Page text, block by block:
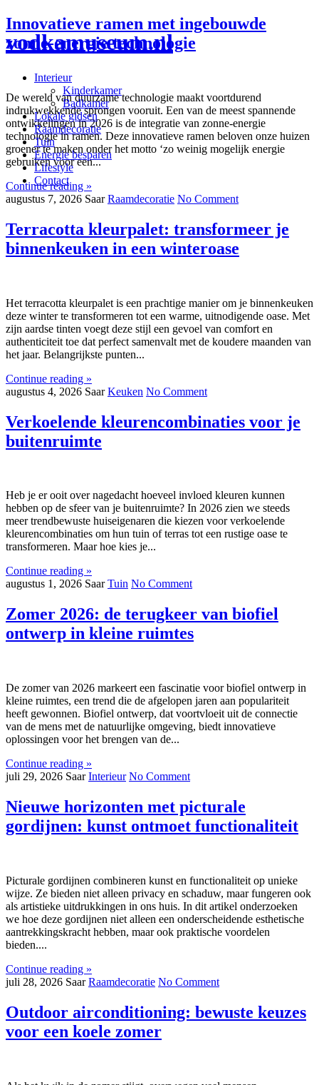
vodkamuseum.nl
Interieur
Kinderkamer
Badkamer
Lokale gidsen
Raamdecoratie
Tuin
Energie besparen
Lifestyle
Contact
Innovatieve ramen met ingebouwde
zonne-energie technologie
De wereld van duurzame technologie maakt voortdurend
indrukwekkende sprongen vooruit. Een van de meest spannende
ontwikkelingen in 2026 is de integratie van zonne-energie
technologie in ramen. Deze innovatieve ramen beloven onze huizen
groener te maken onder het motto ‘zo weinig mogelijk energie
gebruiken voor een...
Continue reading »
augustus 7, 2026 Saar Raamdecoratie No Comment
Terracotta kleurpalet: transformeer je
binnenkeuken in een winteroase
Het terracotta kleurpalet is een prachtige manier om je binnenkeuken
deze winter te transformeren tot een warme, uitnodigende oase. Met
zijn aardse tinten voegt deze stijl een gevoel van comfort en
authenticiteit toe dat perfect samenvalt met de koudere maanden van
het jaar. Belangrijkste punten...
Continue reading »
augustus 4, 2026 Saar Keuken No Comment
Verkoelende kleurencombinaties voor je
buitenruimte
Heb je er ooit over nagedacht hoeveel invloed kleuren kunnen
hebben op de sfeer van je buitenruimte? In 2026 zien we steeds
meer trendbewuste huiseigenaren die kiezen voor verkoelende
kleurencombinaties om hun tuin of terras tot een rustige oase te
transformeren. Maar hoe kies je...
Continue reading »
augustus 1, 2026 Saar Tuin No Comment
Zomer 2026: de terugkeer van biofiel
ontwerp in kleine ruimtes
De zomer van 2026 markeert een fascinatie voor biofiel ontwerp in
kleine ruimtes, een trend die de afgelopen jaren aan populariteit
heeft gewonnen. Biofiel ontwerp, dat voortvloeit uit de connectie
van de mens met de natuurlijke omgeving, biedt innovatieve
oplossingen voor het brengen van de...
Continue reading »
juli 29, 2026 Saar Interieur No Comment
Nieuwe horizonten met picturale
gordijnen: kunst ontmoet functionaliteit
Picturale gordijnen combineren kunst en functionaliteit op unieke
wijze. Ze bieden niet alleen privacy en schaduw, maar fungeren ook
als artistieke uitdrukkingen in ons huis. In dit artikel onderzoeken
we hoe deze gordijnen niet alleen een onderscheidende esthetische
aantrekkingskracht hebben, maar ook praktische voordelen
bieden....
Continue reading »
juli 28, 2026 Saar Raamdecoratie No Comment
Outdoor airconditioning: bewuste keuzes
voor een koele zomer